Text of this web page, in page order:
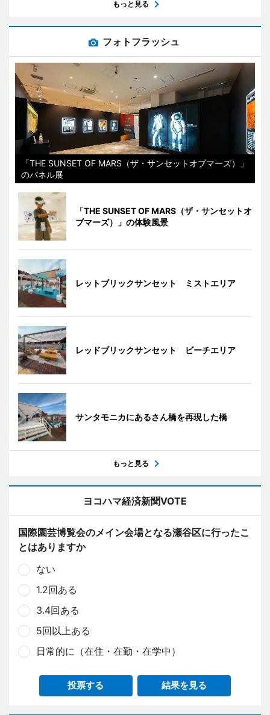
もっと見る
フォトフラッシュ
「THE SUNSET OF MARS（ザ・サンセットオブマーズ）」
のパネル展
「THE SUNSET OF MARS（ザ・サンセットオ
ブマーズ）」の体験風景
レットブリックサンセット ミストエリア
レッドブリックサンセット ビーチエリア
サンタモニカにあるさん橋を再現した橋
もっと見る
ヨコハマ経済新聞VOTE
国際園芸博覧会のメイン会場となる瀬谷区に行ったこ
とはありますか
ない
1.2回ある
3.4回ある
5回以上ある
日常的に（在住・在勤・在学中）
投票する 結果を見る